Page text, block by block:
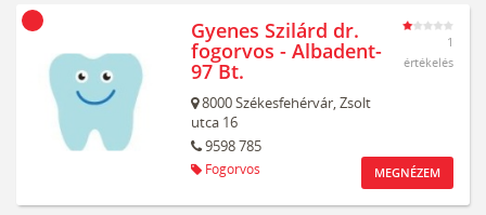
Gyenes Szilárd dr.
fogorvos - Albadent-
97 Bt.
8000Székesfehérvár,Zsolt
utca 16
9598 785
Fogorvos
1
értékelés
MEGNÉZEM